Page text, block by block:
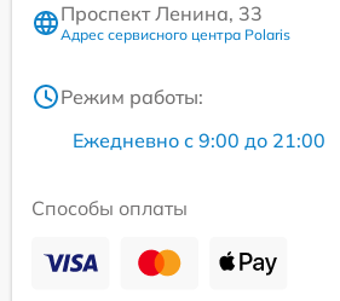
Проспект Ленина, 33
Адрес сервисного центра Polaris
Режим работы:
Ежедневно с 9:00 до 21:00
Способы оплаты